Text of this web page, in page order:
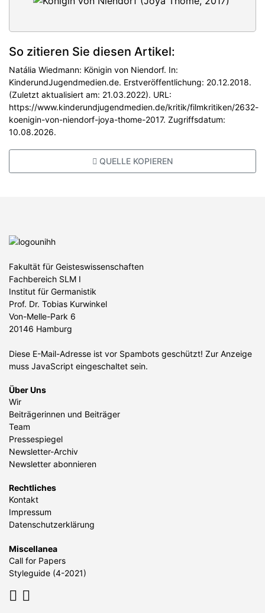
So zitieren Sie diesen Artikel:
Natália Wiedmann: Königin von Niendorf. In:
KinderundJugendmedien.de. Erstveröffentlichung: 20.12.2018.
(Zuletzt aktualisiert am: 21.03.2022). URL:
https://www.kinderundjugendmedien.de/kritik/filmkritiken/2632-
koenigin-von-niendorf-joya-thome-2017. Zugriffsdatum:
10.08.2026.
QUELLE KOPIEREN
Fakultät für Geisteswissenschaften
Fachbereich SLM I
Institut für Germanistik
Prof. Dr. Tobias Kurwinkel
Von-Melle-Park 6
20146 Hamburg
Diese E-Mail-Adresse ist vor Spambots geschützt! Zur Anzeige
muss JavaScript eingeschaltet sein.
Über Uns
Wir
Beiträgerinnen und Beiträger
Team
Pressespiegel
Newsletter-Archiv
Newsletter abonnieren
Rechtliches
Kontakt
Impressum
Datenschutzerklärung
Miscellanea
Call for Papers
Styleguide (4-2021)